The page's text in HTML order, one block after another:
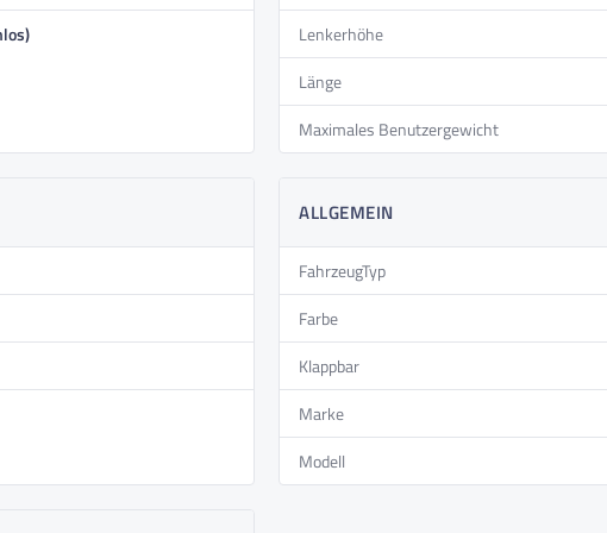
Lenkerhöhe
Länge
Maximales Benutzergewicht
ALLGEMEIN
FahrzeugTyp
Farbe
Klappbar
Marke
Modell